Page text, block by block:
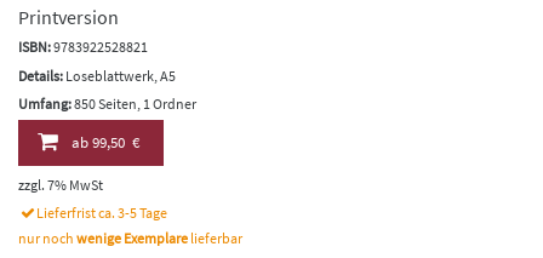
Printversion
ISBN:9783922528821
Details: Loseblattwerk, A5
Umfang:850 Seiten, 1 Ordner
ab99,50 €
zzgl. 7% MwSt
Lieferfrist ca. 3-5 Tage
nur noch wenige Exemplare lieferbar